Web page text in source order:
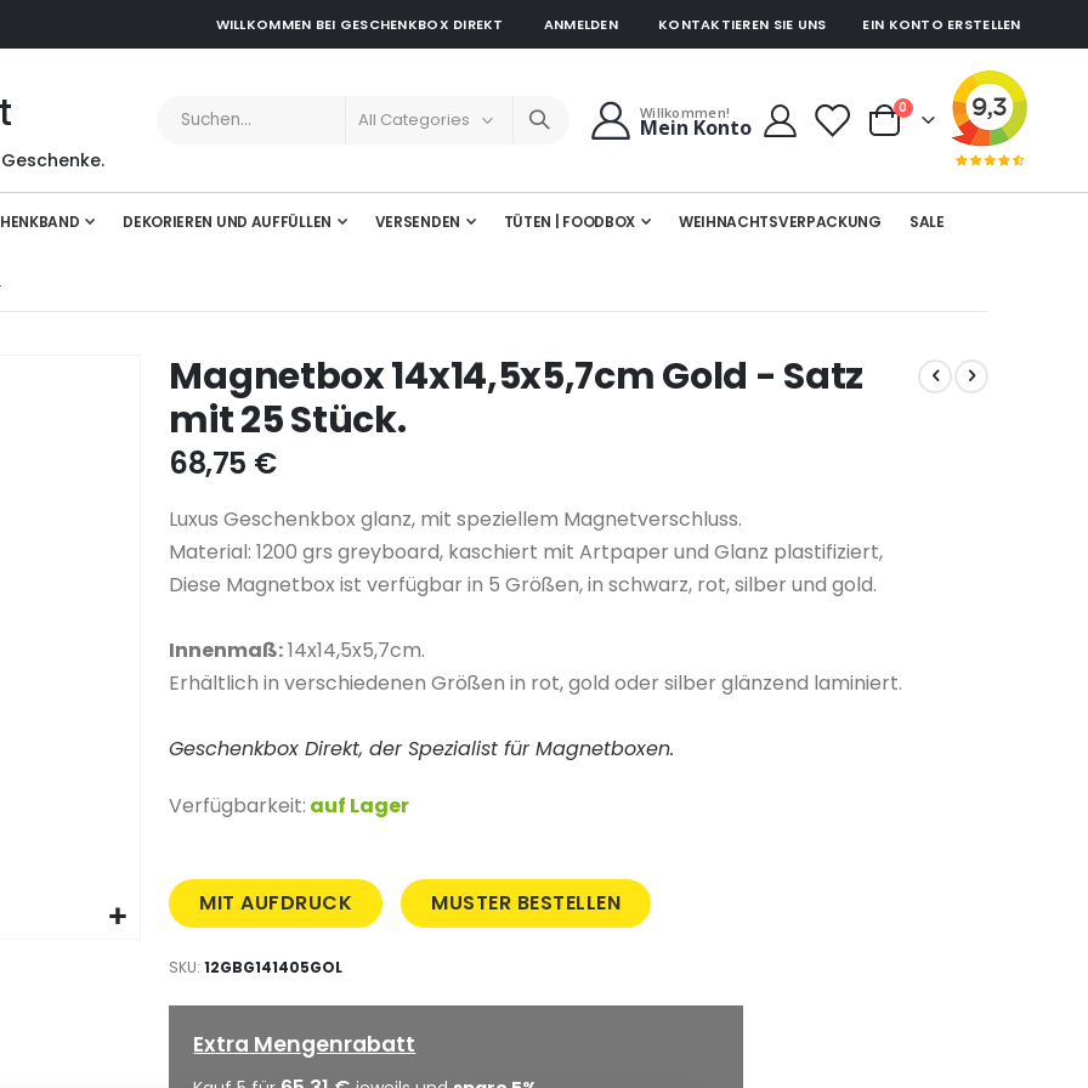
WILLKOMMEN BEI GESCHENKBOX DIREKT ANMELDEN KONTAKTIEREN SIE UNS EIN KONTO ERSTELLEN
Willkommen!
Mein Konto Cart
0Artikel
DEKORIEREN UND AUFFÜLLEN VERSENDEN TÜTEN | FOODBOX WEIHNACHTSVERPACKUNG SALE
Magnetbox 14x14,5x5,7cm Gold - Satz
mit 25 Stück.
68,75 €
Luxus Geschenkbox glanz, mit speziellem Magnetverschluss.
Material: 1200 grs greyboard, kaschiert mit Artpaper und Glanz plastifiziert,
Diese Magnetbox ist verfügbar in 5 Größen, in schwarz, rot, silber und gold.
Innenmaß:14x14,5x5,7cm.
Erhältlich in verschiedenen Größen in rot, gold oder silber glänzend laminiert.
Geschenkbox Direkt, der Spezialist für Magnetboxen.
Verfügbarkeit: auf Lager
MIT AUFDRUCK MUSTER BESTELLEN
SKU 12GBG141405GOL
Extra Mengenrabatt